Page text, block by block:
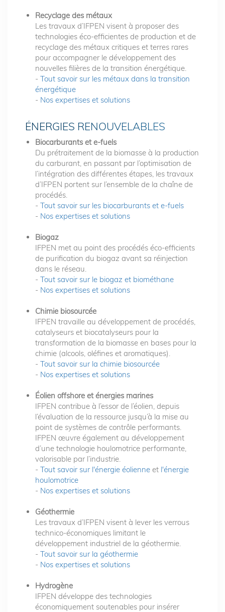
Recyclage des métaux
Les travaux d’IFPEN visent à proposer des
technologies éco-efficientes de production et de
recyclage des métaux critiques et terres rares
pour accompagner le développement des
nouvelles filières de la transition énergétique.
- Tout savoir sur les métaux dans la transition
énergétique
- Nos expertises et solutions
ÉNERGIES RENOUVELABLES
Biocarburants et e-fuels
Du prétraitement de la biomasse à la production
du carburant, en passant par l’optimisation de
l’intégration des différentes étapes, les travaux
d’IFPEN portent sur l’ensemble de la chaîne de
procédés.
- Tout savoir sur les biocarburants et e-fuels
- Nos expertises et solutions
Biogaz
IFPEN met au point des procédés éco-efficients
de purification du biogaz avant sa réinjection
dans le réseau.
- Tout savoir sur le biogaz et biométhane
- Nos expertises et solutions
Chimie biosourcée
IFPEN travaille au développement de procédés,
catalyseurs et biocatalyseurs pour la
transformation de la biomasse en bases pour la
chimie (alcools, oléfines et aromatiques).
- Tout savoir sur la chimie biosourcée
- Nos expertises et solutions
Éolien offshore et énergies marines
IFPEN contribue à l’essor de l’éolien, depuis
l’évaluation de la ressource jusqu’à la mise au
point de systèmes de contrôle performants.
IFPEN œuvre également au développement
d’une technologie houlomotrice performante,
valorisable par l’industrie.
- Tout savoir sur l'énergie éolienne et l'énergie
houlomotrice
- Nos expertises et solutions
Géothermie
Les travaux d’IFPEN visent à lever les verrous
technico-économiques limitant le
développement industriel de la géothermie.
- Tout savoir sur la géothermie
- Nos expertises et solutions
Hydrogène
IFPEN développe des technologies
économiquement soutenables pour insérer